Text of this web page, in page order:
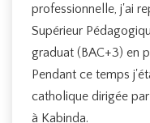
professionnelle, j'ai
Supérieur
graduat (BAC+3) en
Pendant ce temps
catholique dirigée
à Kabinda.